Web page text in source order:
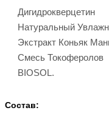
Дигидрокверцетин
Натуральный
Экстракт Коньяк
Смесь Токоферолов
BIOSOL.
Cостав: